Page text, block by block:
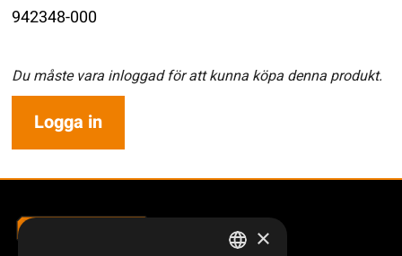
942348-000
Du måste vara inloggad för att kunna köpa denna produkt.
Logga in
×